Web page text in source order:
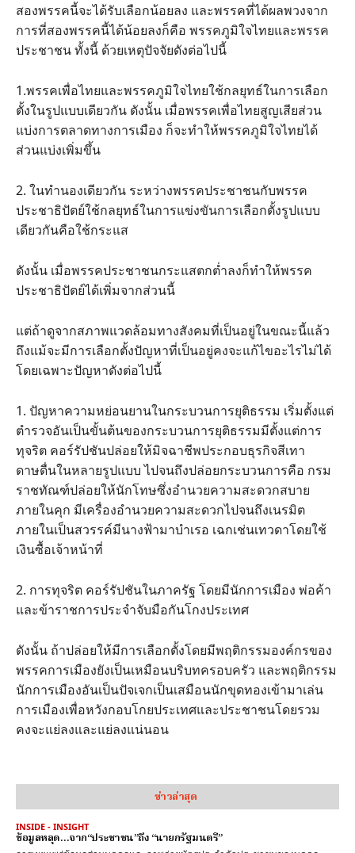
สองพรรคนี้จะได้รับเลือกน้อยลง และพรรคที่ได้ผลพวงจาก
การที่สองพรรคนี้ได้น้อยลงก็คือ พรรคภูมิใจไทยและพรรค
ประชาชน ทั้งนี้ ด้วยเหตุปัจจัยดังต่อไปนี้
1.พรรคเพื่อไทยและพรรคภูมิใจไทยใช้กลยุทธ์ในการเลือก
ตั้งในรูปแบบเดียวกัน ดังนั้น เมื่อพรรคเพื่อไทยสูญเสียส่วน
แบ่งการตลาดทางการเมือง ก็จะทำให้พรรคภูมิใจไทยได้
ส่วนแบ่งเพิ่มขึ้น
2. ในทำนองเดียวกัน ระหว่างพรรคประชาชนกับพรรค
ประชาธิปัตย์ใช้กลยุทธ์ในการแข่งขันการเลือกตั้งรูปแบบ
เดียวกันคือใช้กระแส
ดังนั้น เมื่อพรรคประชาชนกระแสตกต่ำลงก็ทำให้พรรค
ประชาธิปัตย์ได้เพิ่มจากส่วนนี้
แต่ถ้าดูจากสภาพแวดล้อมทางสังคมที่เป็นอยู่ในขณะนี้แล้ว
ถึงแม้จะมีการเลือกตั้งปัญหาที่เป็นอยู่คงจะแก้ไขอะไรไม่ได้
โดยเฉพาะปัญหาดังต่อไปนี้
1. ปัญหาความหย่อนยานในกระบวนการยุติธรรม เริ่มตั้งแต่
ตำรวจอันเป็นขั้นต้นของกระบวนการยุติธรรมมีตั้งแต่การ
ทุจริต คอร์รัปชันปล่อยให้มิจฉาชีพประกอบธุรกิจสีเทา
ดาษดื่นในหลายรูปแบบ ไปจนถึงปล่อยกระบวนการคือ กรม
ราชทัณฑ์ปล่อยให้นักโทษซึ่งอำนวยความสะดวกสบาย
ภายในคุก มีเครื่องอำนวยความสะดวกไปจนถึงเนรมิต
ภายในเป็นสวรรค์มีนางฟ้ามาบำเรอ เฉกเช่นเทวดาโดยใช้
เงินซื้อเจ้าหน้าที่
2. การทุจริต คอร์รัปชันในภาครัฐ โดยมีนักการเมือง พ่อค้า
และข้าราชการประจำจับมือกันโกงประเทศ
ดังนั้น ถ้าปล่อยให้มีการเลือกตั้งโดยมีพฤติกรรมองค์กรของ
พรรคการเมืองยังเป็นเหมือนบริบทครอบครัว และพฤติกรรม
นักการเมืองอันเป็นปัจเจกเป็นเสมือนนักขุดทองเข้ามาเล่น
การเมืองเพื่อหวังกอบโกยประเทศและประชาชนโดยรวม
คงจะแย่ลงและแย่ลงแน่นอน
ข่าวล่าสุด
INSIDE - INSIGHT
ข้อมูลหลุด…จาก“ประชาชน”ถึง “นายกรัฐมนตรี”